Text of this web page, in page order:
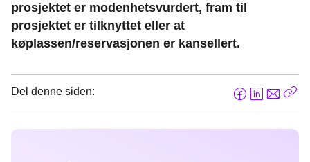
prosjektet er modenhetsvurdert, fram til
prosjektet er tilknyttet eller at
køplassen/reservasjonen er kansellert.
Del denne siden:
F
L
E